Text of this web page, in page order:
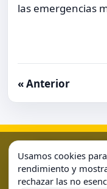
las emergencias
« Anterior
Política de Cookies
Usamos cookies
rendimiento y
rechazar las no